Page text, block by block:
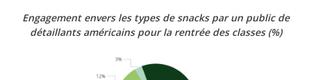
Engagement envers les types de snacks par un public de
détaillants américains pour la rentrée des classes (%)